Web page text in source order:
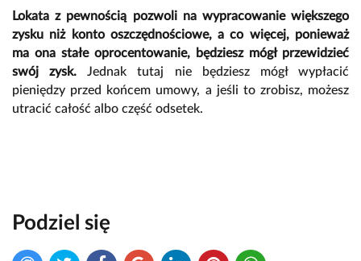
Lokata z pewnością pozwoli na wypracowanie większego
zysku niż konto oszczędnościowe, a co więcej, ponieważ
ma ona stałe oprocentowanie, będziesz mógł przewidzieć
swój zysk. Jednak tutaj nie będziesz mógł wypłacić
pieniędzy przed końcem umowy, a jeśli to zrobisz, możesz
utracić całość albo część odsetek.
Podziel się